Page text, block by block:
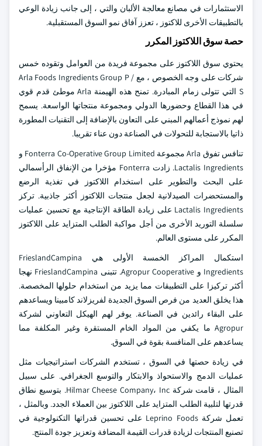
الاستثمارات في مصانع معالجة الألبان والتي ، إلى جانب زيادة الوعي
بالتطبيقات الأخرى للاكتوز ، تعزز آفاق نمو السوق المستقبلية.
حصة سوق اللاكتوز المكرر
يحتوي سوق اللاكتوز على مجموعة فريدة من العوامل وتقوده خمس
شركات على وجه الخصوص ، مع Arla Foods Ingredients Group P /
S التي تتولى زمام المبادرة. تمنح هذه الهيمنة Arla موطئ قدم قوي
في هذا القطاع وحضورها الدولي ومجموعة منتجاتها الواسعة. يسمح
لهم نموذج أعمالهم المبني على التعاون بالإضافة إلى التقنيات المطورة
ذاتيا بالاستجابة للتحولات في الصناعة دون عناء تقريبا.
تنافس تفوق Arla مجموعة Fonterra Co-Operative Group Limited و
Lactalis Ingredients. زادت Fonterra مؤخرا من الإنفاق الرأسمالي
على البحث والتطوير على استخدام اللاكتوز في تغذية الرضع
والمستحضرات الصيدلانية لجعل منتجات اللاكتوز أكثر جاذبية. تركز
Lactalis Ingredients على زيادة الطاقة الإنتاجية مع تحسين عمليات
سلسلة التوريد الأخرى من أجل مواكبة الطلب المتزايد على اللاكتوز
المكرر على مستوى العالم.
استكمال المراكز الخمسة الأولى هي FrieslandCampina
Ingredients و Agropur Cooperative. تتبنى FrieslandCampina نهجا
أكثر تركيزا على التطبيقات مما يزيد من استخدام حلولها المخصصة.
هذا يخلق العديد من فرص السوق الجديدة لفريزلاند كامبينا ويساعدهم
على البقاء رائدين في الصناعة. يوفر لهم الهيكل التعاوني لشركة
Agropur ما يكفي من المواد الخام المستقرة وغير المكلفة مما
يساعدهم على المنافسة بقوة في السوق.
في زيادة حصتها في السوق ، تستخدم الشركات استراتيجيات مثل
عمليات الدمج والاستحواذ والابتكار والتوسع الجغرافي. على سبيل
المثال ، قامت شركة Hilmar Cheese Company، Inc. بتوسيع نطاق
قدرتها لتلبية الطلب المتزايد على اللاكتوز بين العملاء الجدد. وبالمثل ،
تعمل شركة Leprino Foods على تحسين قدراتها التكنولوجية في
تصنيع المنتجات لزيادة قدرات القيمة المضافة وتعزيز جودة المنتج.